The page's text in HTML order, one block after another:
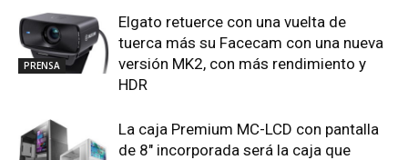
PRENSA
Elgato retuerce con una vuelta de
tuerca más su Facecam con una nueva
versión MK2, con más rendimiento y
HDR
La caja Premium MC-LCD con pantalla
de 8″ incorporada será la caja que